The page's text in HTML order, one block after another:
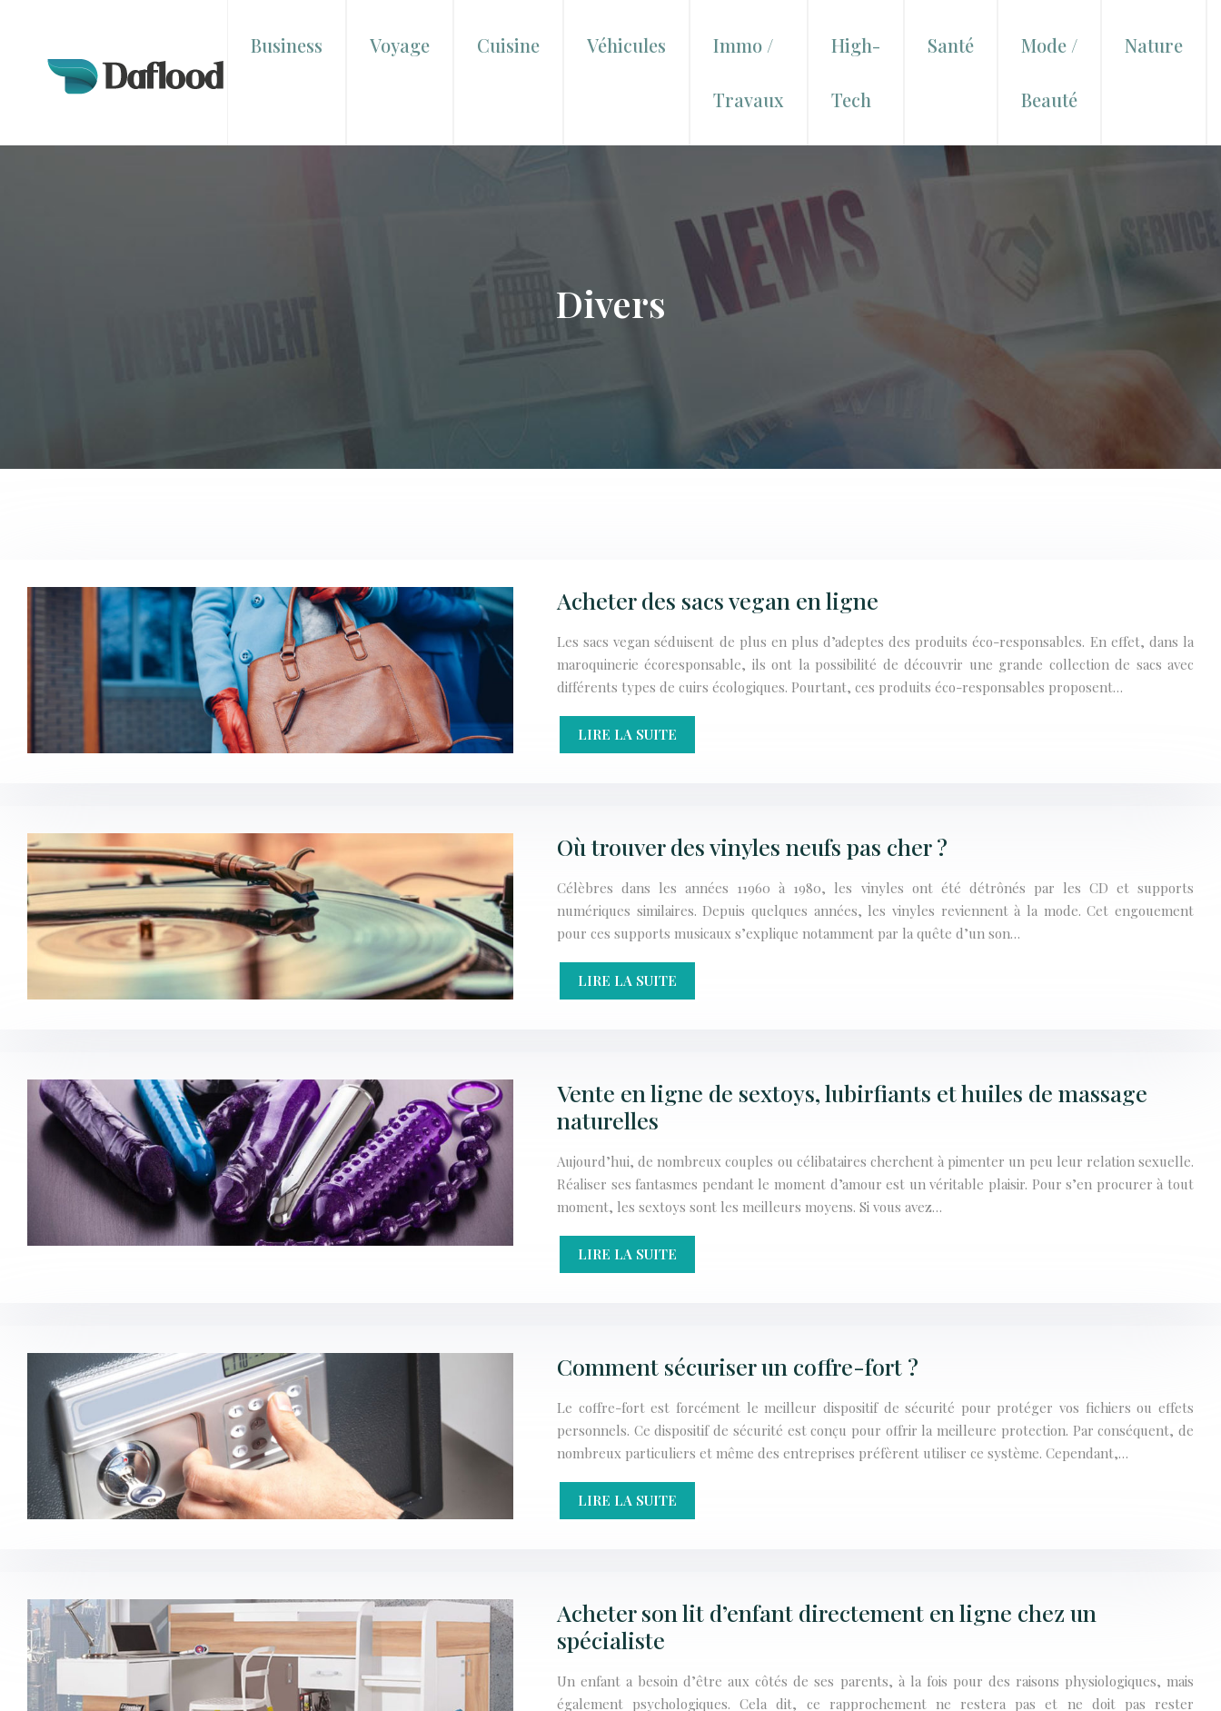
Business Voyage Cuisine Véhicules Immo /
Travaux
High-
Tech
Santé Mode /
Beauté
Nature
Divers
Acheter des sacs vegan en ligne
Les sacs vegan séduisent de plus en plus d’adeptes des produits éco-responsables. En effet, dans la
maroquinerie écoresponsable, ils ont la possibilité de découvrir une grande collection de sacs avec
différents types de cuirs écologiques. Pourtant, ces produits éco-responsables proposent…
LIRE LA SUITE
Où trouver des vinyles neufs pas cher ?
Célèbres dans les années 11960 à 1980, les vinyles ont été détrônés par les CD et supports
numériques similaires. Depuis quelques années, les vinyles reviennent à la mode. Cet engouement
pour ces supports musicaux s’explique notamment par la quête d’un son…
LIRE LA SUITE
Vente en ligne de sextoys, lubirfiants et huiles de massage
naturelles
Aujourd’hui, de nombreux couples ou célibataires cherchent à pimenter un peu leur relation sexuelle.
Réaliser ses fantasmes pendant le moment d’amour est un véritable plaisir. Pour s’en procurer à tout
moment, les sextoys sont les meilleurs moyens. Si vous avez…
LIRE LA SUITE
Comment sécuriser un coffre-fort ?
Le coffre-fort est forcément le meilleur dispositif de sécurité pour protéger vos fichiers ou effets
personnels. Ce dispositif de sécurité est conçu pour offrir la meilleure protection. Par conséquent, de
nombreux particuliers et même des entreprises préfèrent utiliser ce système. Cependant,…
LIRE LA SUITE
Acheter son lit d’enfant directement en ligne chez un
spécialiste
Un enfant a besoin d’être aux côtés de ses parents, à la fois pour des raisons physiologiques, mais
également psychologiques. Cela dit, ce rapprochement ne restera pas et ne doit pas rester